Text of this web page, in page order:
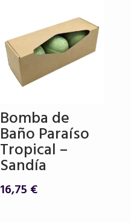
Bomba de
Baño Paraíso
Tropical –
Sandía
16,75 €